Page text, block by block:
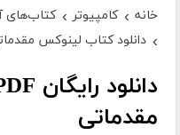
خانه › کامپیوتر › کتاب‌های
› دانلود کتاب لینوکس
مقدماتی